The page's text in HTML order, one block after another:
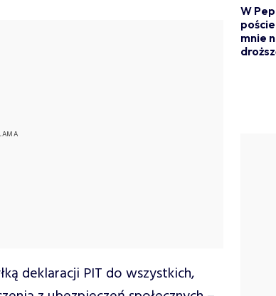
deklaracji PIT do wszystkich,
W
mnie